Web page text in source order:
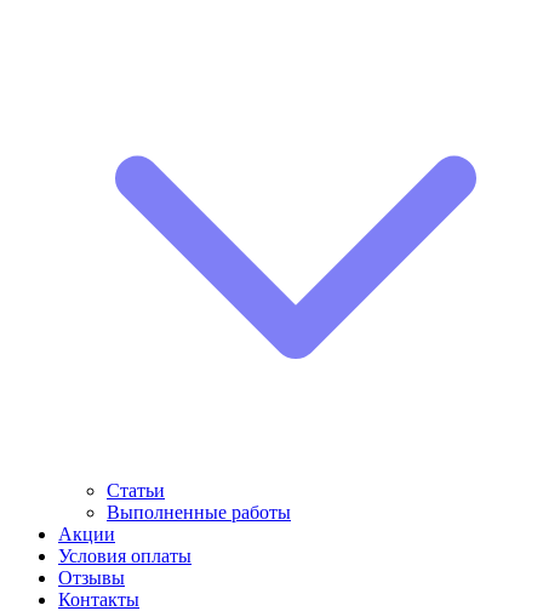
Статьи
Выполненные работы
Акции
Условия оплаты
Отзывы
Контакты